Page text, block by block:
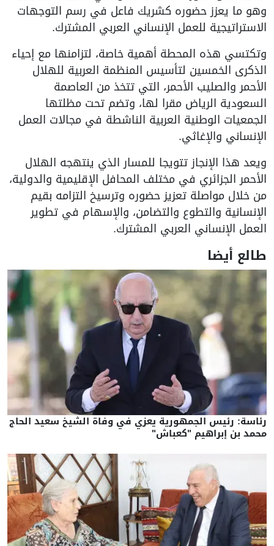
وهو ما يعزز حضوره كشريك فاعل في رسم التوجهات
الاستراتيجية للعمل الإنساني العربي المشترك.
وتكتسي هذه المحطة أهمية خاصة، لتزامنها مع إحياء
الذكرى الخمسين لتأسيس المنظمة العربية للهلال
الأحمر والصليب الأحمر، التي تتخذ من العاصمة
السعودية الرياض مقرا لها، وتضم تحت مظلتها
الجمعيات الوطنية العربية الناشطة في مجالات العمل
الإنساني والإغاثي.
ويعد هذا الإنجاز تتويجا للمسار الذي ينتهجه الهلال
الأحمر الجزائري في مختلف المحافل الإقليمية والدولية،
من خلال مواصلة تعزيز حضوره وترسيخ التزامه بقيم
الإنسانية والتطوع والتضامن، والإسهام في تطوير
العمل الإنساني العربي المشترك.
طالع أيضا
رئاسة: رئيس الجمهورية يعزي في وفاة الشيخ سعيد الحاج
محمد بن إبراهيم "كعباش"